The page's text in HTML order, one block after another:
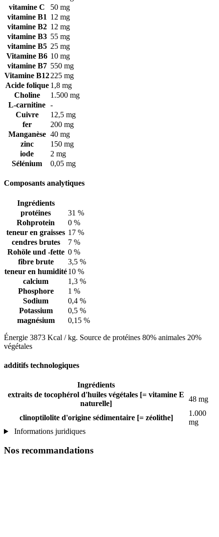
vitamine C
50 mg
vitamine B1 12 mg
vitamine B2 12 mg
vitamine B3 55 mg
vitamine B5 25 mg
Vitamine B6 10 mg
vitamine B7 550 mg
Vitamine B12225 mg
Acide folique 1,8 mg
Choline
1.500 mg
L-carnitine -
Cuivre
12,5 mg
fer
200 mg
Manganèse 40 mg
zinc
150 mg
iode
2 mg
Sélénium
0,05 mg
Composants analytiques
Ingrédients
protéines
31 %
Rohprotein
0 %
teneur en graisses 17 %
cendres brutes
7 %
Rohöle und -fette 0 %
fibre brute
3,5 %
teneur en humidité10 %
calcium
1,3 %
Phosphore
1 %
Sodium
0,4 %
Potassium
0,5 %
magnésium
0,15 %
Énergie 3873 Kcal / kg. Source de protéines 80% animales 20%
végétales
additifs technologiques
Ingrédients
extraits de tocophérol d'huiles végétales [= vitamine E
naturelle]
48 mg
clinoptilolite d'origine sédimentaire [= zéolithe]
1.000
mg
Informations juridiques
Nos recommandations